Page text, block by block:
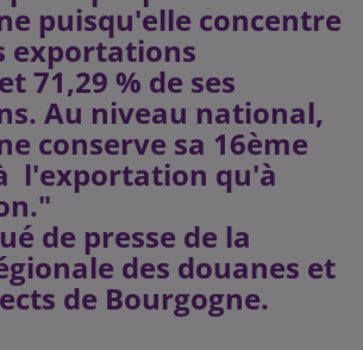
puisqu'elle concentre
exportations
71,29 % de ses
Au niveau national,
conserve sa 16ème
l'exportation qu'à
de presse de la
des douanes et
de Bourgogne.